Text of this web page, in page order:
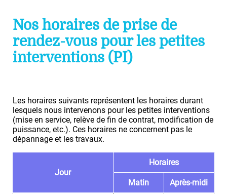
Nos horaires de prise de
rendez-vous pour les petites
interventions (PI)
Les horaires suivants représentent les horaires durant
lesquels nous intervenons pour les petites interventions
(mise en service, relève de fin de contrat, modification de
puissance, etc.). Ces horaires ne concernent pas le
dépannage et les travaux.
Jour
Horaires
Matin Après-midi